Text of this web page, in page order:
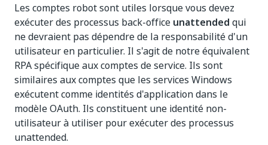
Les comptes robot sont utiles lorsque vous devez
exécuter des processus back-office unattended qui
ne devraient pas dépendre de la responsabilité d'un
utilisateur en particulier. Il s'agit de notre équivalent
RPA spécifique aux comptes de service. Ils sont
similaires aux comptes que les services Windows
exécutent comme identités d'application dans le
modèle OAuth. Ils constituent une identité non-
utilisateur à utiliser pour exécuter des processus
unattended.